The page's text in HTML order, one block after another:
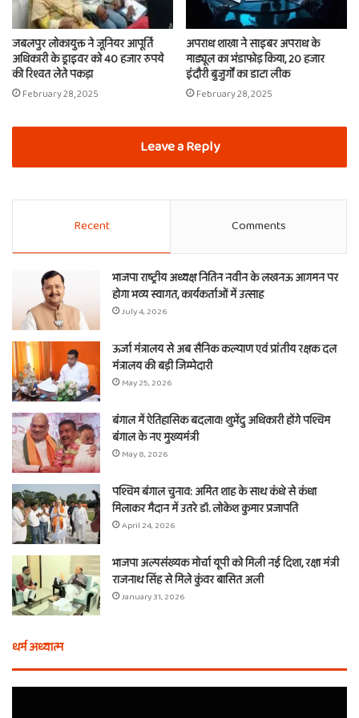
जबलपुर लोकायुक्त ने जूनियर आपूर्ति
अधिकारी के ड्राइवर को 40 हजार रुपये
की रिश्वत लेते पकड़ा
February 28, 2025
अपराध शाखा ने साइबर अपराध के
माड्यूल का भंडाफोड़ किया, 20 हजार
इंदौरी बुजुर्गों का डाटा लीक
February 28, 2025
Leave a Reply
Recent Comments
भाजपा राष्ट्रीय अध्यक्ष नितिन नवीन के लखनऊ आगमन पर
होगा भव्य स्वागत, कार्यकर्ताओं में उत्साह
July 4, 2026
ऊर्जा मंत्रालय से अब सैनिक कल्याण एवं प्रांतीय रक्षक दल
मंत्रालय की बड़ी जिम्मेदारी
May 25, 2026
बंगाल में ऐतिहासिक बदलाव! शुभेंदु अधिकारी होंगे पश्चिम
बंगाल के नए मुख्यमंत्री
May 8, 2026
पश्चिम बंगाल चुनाव: अमित शाह के साथ कंधे से कंधा
मिलाकर मैदान में उतरे डॉ. लोकेश कुमार प्रजापति
April 24, 2026
भाजपा अल्पसंख्यक मोर्चा यूपी को मिली नई दिशा, रक्षा मंत्री
राजनाथ सिंह से मिले कुंवर बासित अली
January 31, 2026
धर्म अध्यात्म